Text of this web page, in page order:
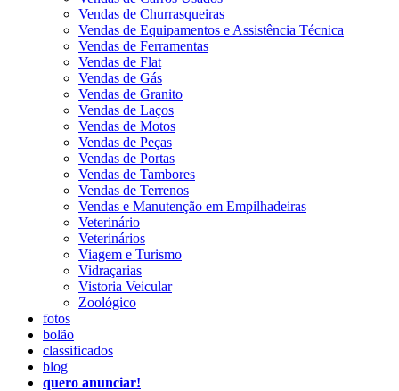
Vendas de Churrasqueiras
Vendas de Equipamentos e Assistência Técnica
Vendas de Ferramentas
Vendas de Flat
Vendas de Gás
Vendas de Granito
Vendas de Laços
Vendas de Motos
Vendas de Peças
Vendas de Portas
Vendas de Tambores
Vendas de Terrenos
Vendas e Manutenção em Empilhadeiras
Veterinário
Veterinários
Viagem e Turismo
Vidraçarias
Vistoria Veicular
Zoológico
fotos
bolão
classificados
blog
quero anunciar!